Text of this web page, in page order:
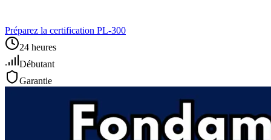
Préparez la certification PL‑300
24 heures
Débutant
Garantie